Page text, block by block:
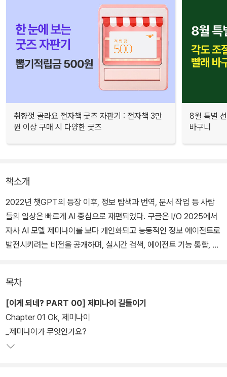
취향껏 골라요 전자책 굿즈 자판기 : 전자책 3만
원 이상 구매 시 다양한 굿즈
8월 특별
바구니
책소개
2022년 챗GPT의 등장 이후, 정보 탐색과 번역, 문서 작업 등 사람
들의 일상은 빠르게 AI 중심으로 재편되었다. 구글은 I/O 2025에서
자사 AI 모델 제미나이를 보다 개인화되고 능동적인 정보 에이전트로
발전시키려는 비전을 공개하며, 실시간 검색, 에이전트 기능 통합, 데
자의 맥락을 파악하고 돕는 AI 비서를 구현하려는 청사진을 보여주고
있다.
이러한 변화는 단지 미래의 가능성에 그치지 않는다. 구글은 이미 발
표한 기술들을 빠르게 실제 서비스에 반영하며, 챗GPT 중심의 AI 세
목차
[이게 되네? PART 00] 제미나이 길들이기
Chapter 01 Ok, 제미나이
_제미나이가 무엇인가요?